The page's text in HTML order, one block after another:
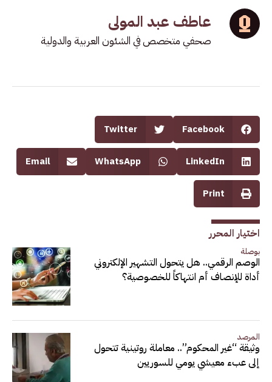
عاطف عبد المولى
صحفي متخصص في الشئون العربية والدولية
Facebook
Twitter
LinkedIn
WhatsApp
Email
Print
اختيار المحرر
بوصلة
الوصم الرقمي.. هل يتحول التشهير الإلكتروني
أداة للإنصاف أم انتهاكاً للخصوصية؟
المرصد
وثيقة “غير المحكوم”.. معاملة روتينية تتحول
إلى عبء معيشي يومي للسوريين